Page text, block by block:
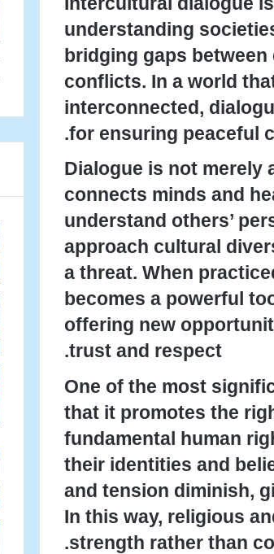
understanding
bridging gaps
conflicts. In a world
interconnected,
for ensuring peaceful
Dialogue is not merely
connects minds and
understand others’
approach cultural
a threat. When
becomes a powerful
offering new
trust and respect.
One of the most
that it promotes the
fundamental human
their identities and
and tension diminish,
In this way, religious
strength rather than